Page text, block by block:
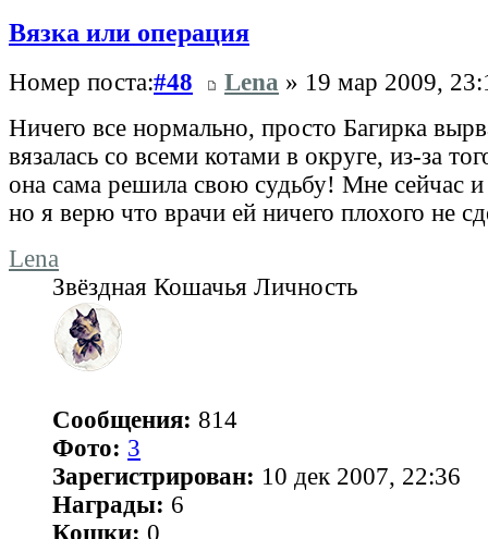
Вязка или операция
Номер поста:#48 Lena » 19 мар 2009,
Ничего все нормально, просто Багирка
вязалась со всеми котами в округе, из-за
она сама решила свою судьбу! Мне сейчас
но я верю что врачи ей ничего плохого не
Lena
Звёздная Кошачья Личность
Сообщения: 814
Фото: 3
Зарегистрирован: 10 дек 2007, 22:36
Награды: 6
Кошки: 0